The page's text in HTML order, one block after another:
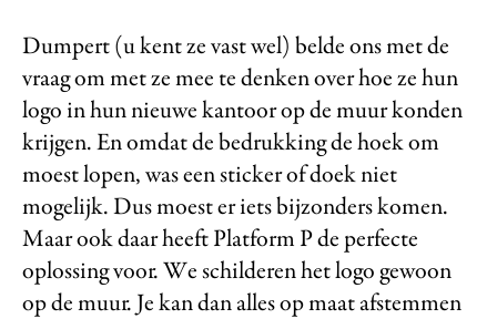
Dumpert (u kent ze vast wel) belde ons met de
vraag om met ze mee te denken over hoe ze hun
logo in hun nieuwe kantoor op de muur konden
krijgen. En omdat de bedrukking de hoek om
moest lopen, was een sticker of doek niet
mogelijk. Dus moest er iets bijzonders komen.
Maar ook daar heeft Platform P de perfecte
oplossing voor. We schilderen het logo gewoon
op de muur. Je kan dan alles op maat afstemmen